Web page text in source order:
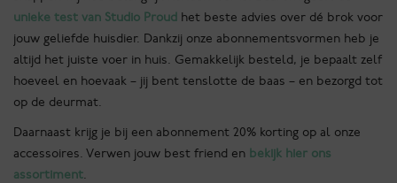
unieke test van Studio Proud het beste advies over dé brok voor
jouw geliefde huisdier. Dankzij onze abonnementsvormen heb je
altijd het juiste voer in huis. Gemakkelijk besteld, je bepaalt zelf
hoeveel en hoevaak – jij bent tenslotte de baas – en bezorgd tot
op de deurmat.
Daarnaast krijg je bij een abonnement 20% korting op al onze
accessoires. Verwen jouw best friend en bekijk hier ons
assortiment.